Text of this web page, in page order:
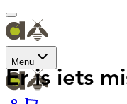
Menu
Er is iets